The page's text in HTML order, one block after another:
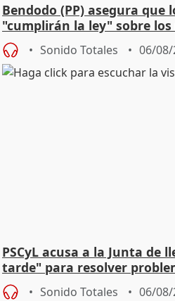
Bendodo (PP) asegura que
"cumplirán la ley" sobre
Sonido Totales 06/08/
PSCyL acusa a la Junta de
tarde" para resolver
Sonido Totales 06/08/